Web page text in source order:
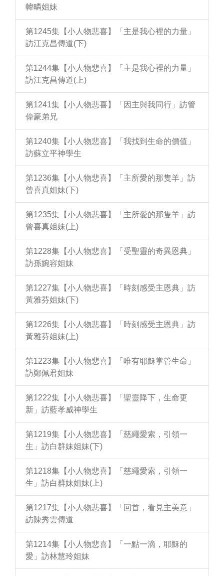
幃疄姐妹
第1245集【小人物悲喜】「主是我心裡的力量」
訪江克昌傳道(下)
第1244集【小人物悲喜】「主是我心裡的力量」
訪江克昌傳道(上)
第1241集【小人物悲喜】「因主與我同行」訪管
偉豪弟兄
第1240集【小人物悲喜】「我找到生命的價值」
訪蘇立平神學生
第1236集【小人物悲喜】「主所愛的那隻羊」訪
曾喜真姐妹(下)
第1235集【小人物悲喜】「主所愛的那隻羊」訪
曾喜真姐妹(上)
第1228集【小人物悲喜】「受聖靈的奇異恩典」
訪孫婉容姐妹
第1227集【小人物悲喜】「時刻感受主恩典」訪
黃雅芬姐妹(下)
第1226集【小人物悲喜】「時刻感受主恩典」訪
黃雅芬姐妹(上)
第1223集【小人物悲喜】「唯有耶穌掌管生命」
訪鄭佩君姐妹
第1222集【小人物悲喜】「聖靈降下，生命更
新」訪藍孝威神學生
第1219集【小人物悲喜】「慈繩愛索，引領一
生」訪白群妹姐妹(下)
第1218集【小人物悲喜】「慈繩愛索，引領一
生」訪白群妹姐妹(上)
第1217集【小人物悲喜】「回首，看見主美意」
訪陳秀雲傳道
第1214集【小人物悲喜】「一點一滴，耶穌的
愛」訪林慧玲姐妹